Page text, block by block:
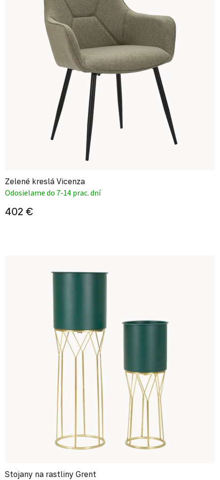
Zelené kreslá Vicenza
Odosielame do 7-14 prac. dní
402 €
Stojany na rastliny Grent